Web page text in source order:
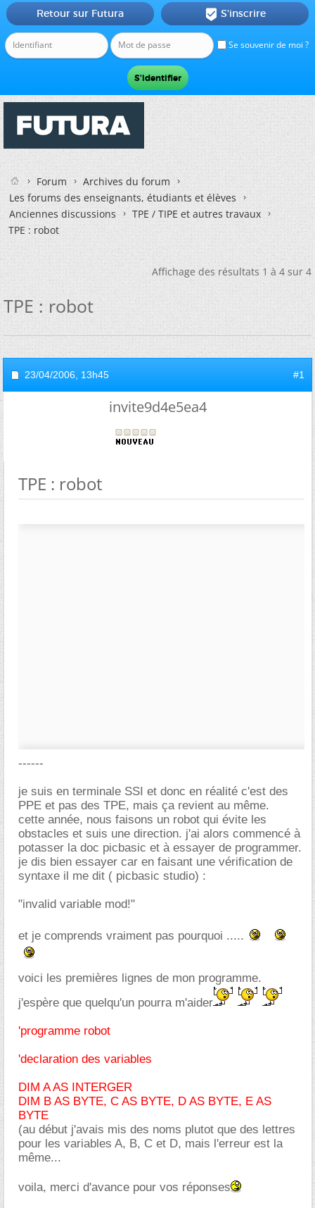
Se souvenir de moi ?
Retour sur Futura  S'inscrire
Forum
Archives du forum
Les forums des enseignants, étudiants et élèves
Anciennes discussions
TPE / TIPE et autres travaux
TPE : robot
Affichage des résultats 1 à 4 sur 4
TPE : robot
23/04/2006, 13h45 #1
invite9d4e5ea4
TPE : robot
------
je suis en terminale SSI et donc en réalité c'est des
PPE et pas des TPE, mais ça revient au même.
cette année, nous faisons un robot qui évite les
obstacles et suis une direction. j'ai alors commencé à
potasser la doc picbasic et à essayer de programmer.
je dis bien essayer car en faisant une vérification de
syntaxe il me dit ( picbasic studio) :
"invalid variable mod!"
et je comprends vraiment pas pourquoi .....
voici les premières lignes de mon programme.
j'espère que quelqu'un pourra m'aider
'programme robot
'declaration des variables
DIM A AS INTERGER
DIM B AS BYTE, C AS BYTE, D AS BYTE, E AS
BYTE
(au début j'avais mis des noms plutot que des lettres
pour les variables A, B, C et D, mais l'erreur est la
même...
voila, merci d'avance pour vos réponses